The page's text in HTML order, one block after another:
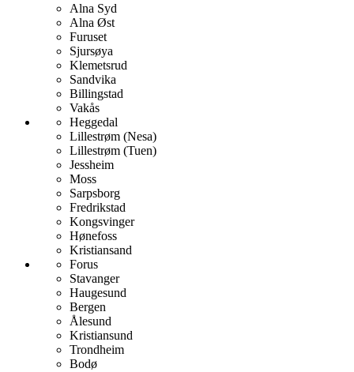
Alna Syd
Alna Øst
Furuset
Sjursøya
Klemetsrud
Sandvika
Billingstad
Vakås
Heggedal
Lillestrøm (Nesa)
Lillestrøm (Tuen)
Jessheim
Moss
Sarpsborg
Fredrikstad
Kongsvinger
Hønefoss
Kristiansand
Forus
Stavanger
Haugesund
Bergen
Ålesund
Kristiansund
Trondheim
Bodø